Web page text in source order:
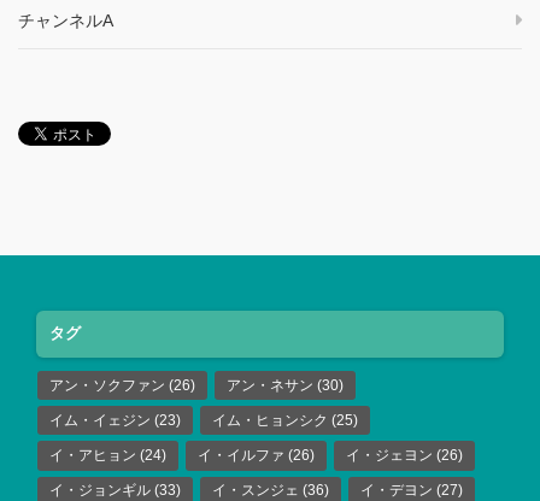
チャンネルA
タグ
アン・ソクファン (26) アン・ネサン (30)
イム・イェジン (23) イム・ヒョンシク (25)
イ・アヒョン (24) イ・イルファ (26) イ・ジェヨン (26)
イ・ジョンギル (33) イ・スンジェ (36) イ・デヨン (27)